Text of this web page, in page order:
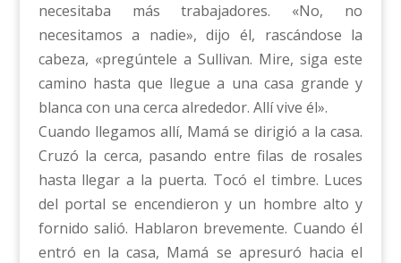
necesitaba más trabajadores. «No, no
necesitamos a nadie», dijo él, rascándose la
cabeza, «pregúntele a Sullivan. Mire, siga este
camino hasta que llegue a una casa grande y
blanca con una cerca alrededor. Allí vive él».
Cuando llegamos allí, Mamá se dirigió a la casa.
Cruzó la cerca, pasando entre filas de rosales
hasta llegar a la puerta. Tocó el timbre. Luces
del portal se encendieron y un hombre alto y
fornido salió. Hablaron brevemente. Cuando él
entró en la casa, Mamá se apresuró hacia el